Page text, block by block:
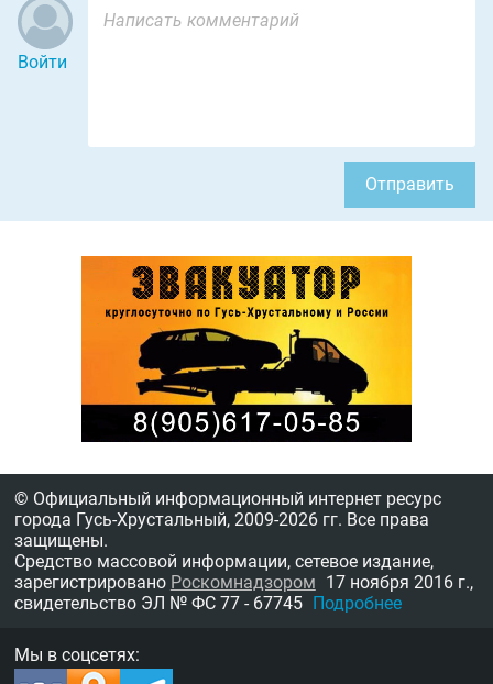
Войти
Отправить
© Официальный информационный интернет ресурс
города Гусь-Хрустальный, 2009-2026 гг. Все права
защищены.
Средство массовой информации, сетевое издание,
зарегистрировано Роскомнадзором 17 ноября 2016 г.,
свидетельство ЭЛ № ФС 77 - 67745 Подробнее
Мы в соцсетях: